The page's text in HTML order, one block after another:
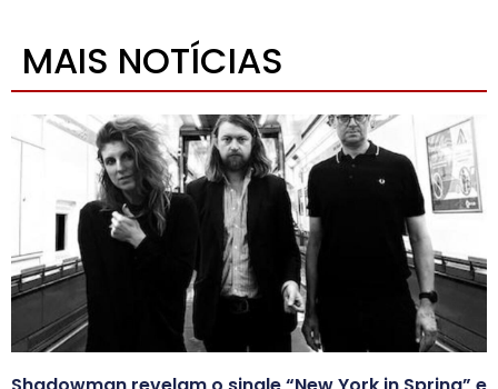
MAIS NOTÍCIAS